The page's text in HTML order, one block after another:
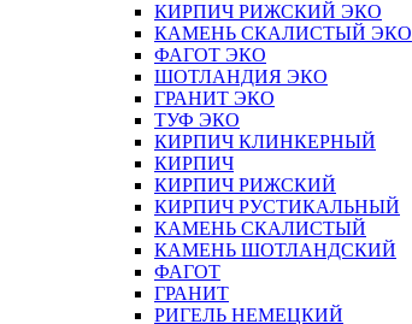
КИРПИЧ РИЖСКИЙ ЭКО
КАМЕНЬ СКАЛИСТЫЙ ЭКО
ФАГОТ ЭКО
ШОТЛАНДИЯ ЭКО
ГРАНИТ ЭКО
ТУФ ЭКО
КИРПИЧ КЛИНКЕРНЫЙ
КИРПИЧ
КИРПИЧ РИЖСКИЙ
КИРПИЧ РУСТИКАЛЬНЫЙ
КАМЕНЬ СКАЛИСТЫЙ
КАМЕНЬ ШОТЛАНДСКИЙ
ФАГОТ
ГРАНИТ
РИГЕЛЬ НЕМЕЦКИЙ